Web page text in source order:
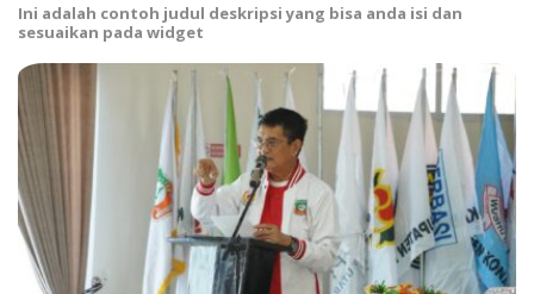
Ini adalah contoh judul deskripsi yang bisa anda isi dan
sesuaikan pada widget